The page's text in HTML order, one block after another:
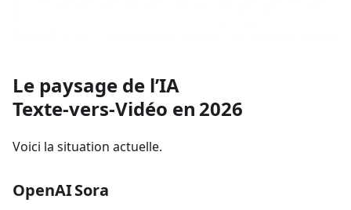
Le paysage de l’IA
Texte‑vers‑Vidéo en 2026
Voici la situation actuelle.
OpenAI Sora